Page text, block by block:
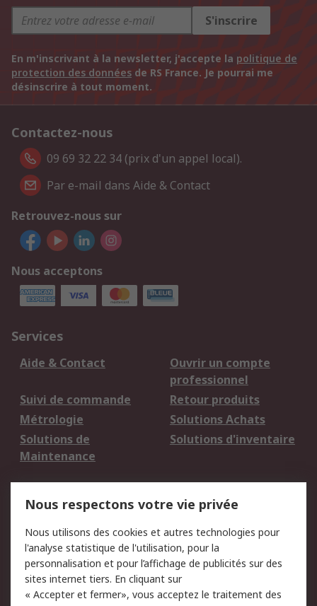
S'inscrire
En m'inscrivant à la newsletter, j'accepte la politique de
protection des données de RS France. Je pourrai me
désinscrire à tout moment.
Contactez-nous
09 69 32 22 34 (prix d'un appel local).
Par e-mail dans Aide & Contact
Retrouvez-nous sur
Nous acceptons
Services
Aide & Contact
Ouvrir un compte
professionnel
Suivi de commande
Retour produits
Métrologie
Solutions Achats
Solutions de
Maintenance
Solutions d'inventaire
du site
Politique de protection
des données - Mise à
jour
Sécurité des E-mails
Nous respectons votre vie privée
Nous utilisons des cookies et autres technologies pour
l'analyse statistique de l'utilisation, pour la
personnalisation et pour l’affichage de publicités sur des
sites internet tiers. En cliquant sur
« Accepter et fermer», vous acceptez le traitement des